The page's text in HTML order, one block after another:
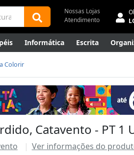
Nossas Lojas
Atendimento
Informática Escrita
Envelopes
Canetas Luxo
Outlet
Colorir
Catavento - PT 1
Ver informações do